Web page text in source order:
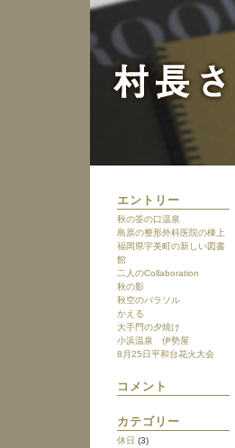
エントリー
秋の筌の口温泉
島原の整形外科医院の棟上
福岡県宇美町の新しい図書
館
二人のCollaboration
秋の影
秋空のパラソル
かえる
大手門の夕焼け
小浜温泉 伊勢屋
8月25日平和台花火大会
コメント
カテゴリー
休日 (3)